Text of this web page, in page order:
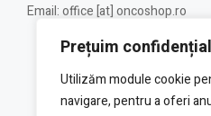
Prețuim
Utilizăm module cookie
navigare, pentru a oferi
Email: office [at] oncoshop.ro